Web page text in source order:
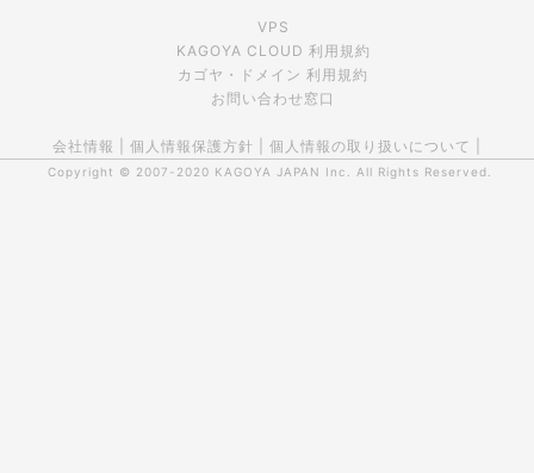
VPS
KAGOYA CLOUD 利用規約
カゴヤ・ドメイン 利用規約
お問い合わせ窓口
会社情報 個人情報保護方針 個人情報の取り扱いについて
Copyright © 2007-2020 KAGOYA JAPAN Inc. All Rights Reserved.